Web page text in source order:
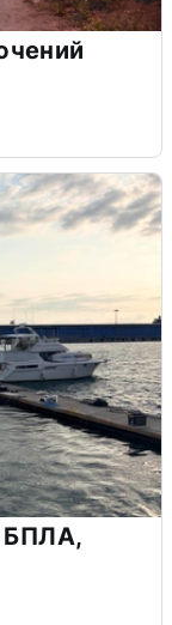
БПЛА,